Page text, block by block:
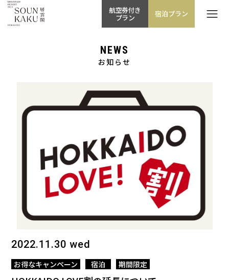
宿泊プラン
航空券付き
プラン
NEWS
お知らせ
2022.11.30 wed
お得なキャンペーン 宿泊 期間限定